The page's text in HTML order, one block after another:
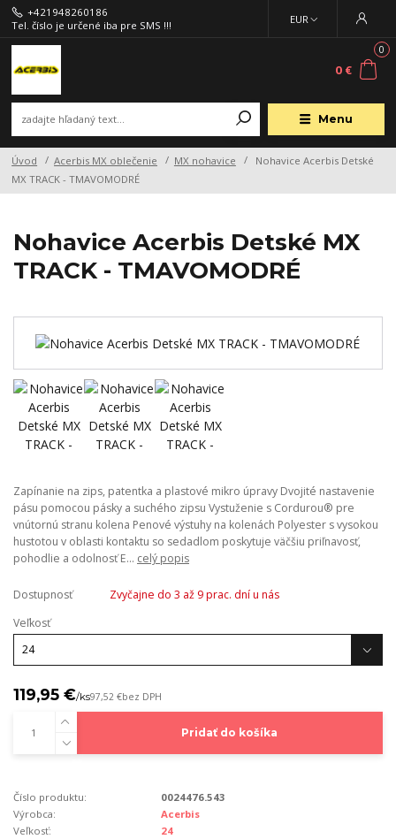
Menu
EUR
+421948260186
Tel. číslo je určené iba pre SMS !!!
0
0 €
Úvod Acerbis MX oblečenie MX nohavice
Nohavice Acerbis Detské
MX TRACK - TMAVOMODRÉ
Nohavice Acerbis Detské MX
TRACK - TMAVOMODRÉ
Zapínanie na zips, patentka a plastové mikro úpravy Dvojité nastavenie
pásu pomocou pásky a suchého zipsu Vystuženie s Cordurou® pre
vnútornú stranu kolena Penové výstuhy na kolenách Polyester s vysokou
hustotou v oblasti kontaktu so sedadlom poskytuje väčšiu priľnavosť,
pohodlie a odolnosť E... celý popis
Dostupnosť
Zvyčajne do 3 až 9 prac. dní u nás
Veľkosť
119,95 €/ks97,52 €bez DPH
Pridať do košíka
Číslo produktu:
0024476.543
Výrobca:
Acerbis
Veľkosť:
24